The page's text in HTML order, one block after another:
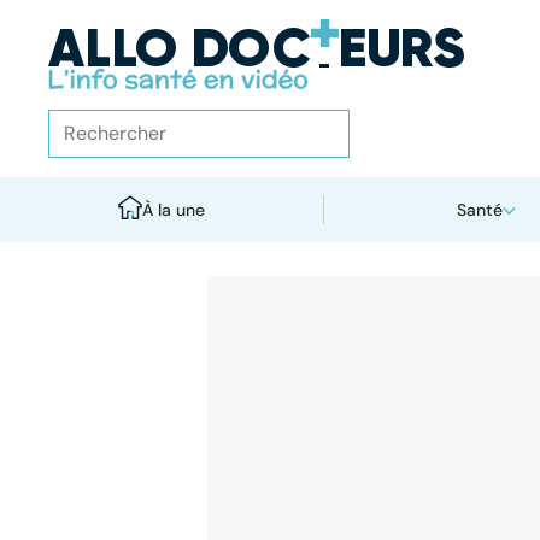
À la une Santé